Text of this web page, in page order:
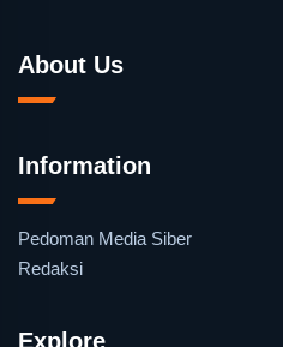
About Us
Information
Pedoman Media Siber
Redaksi
Explore